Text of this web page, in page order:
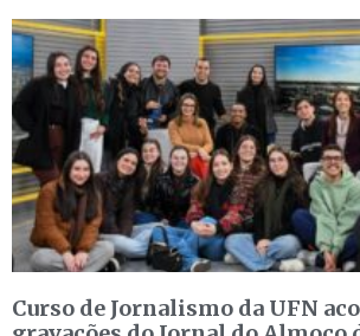
Curso de Jornalismo da UFN